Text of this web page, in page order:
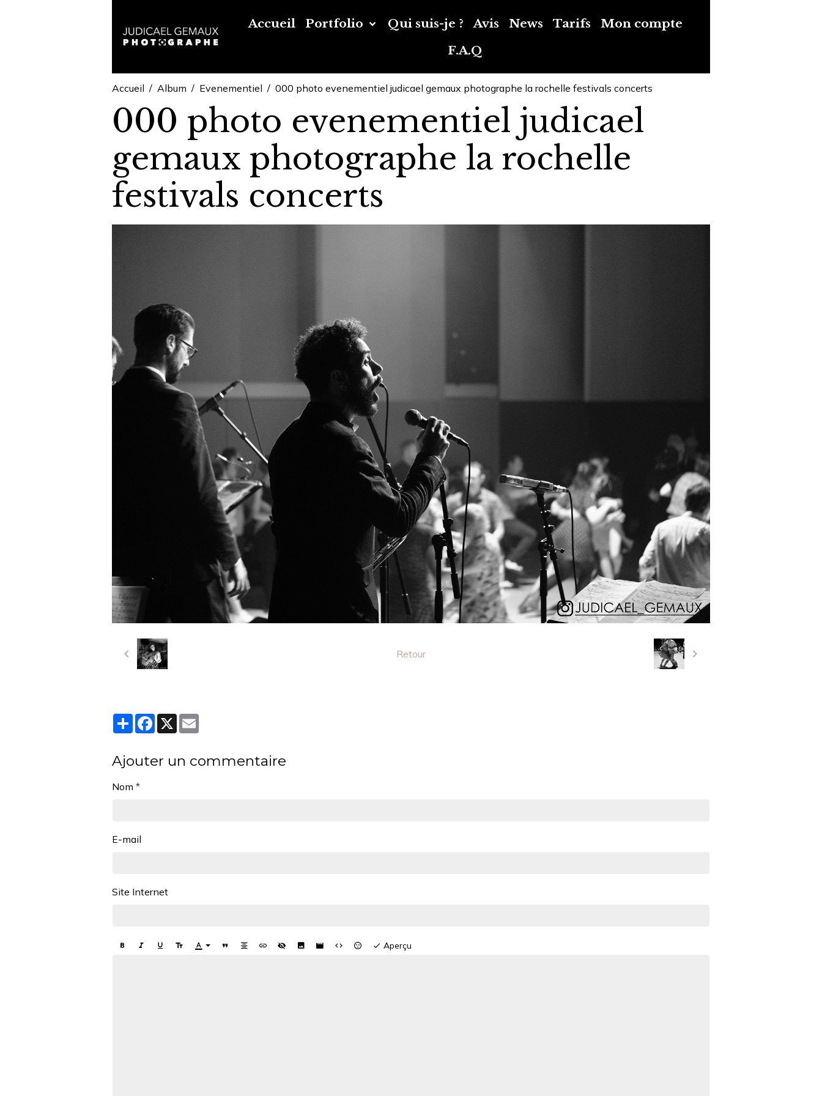
Accueil Portfolio Qui suis-je ? Avis News Tarifs
Mon compte
F.A.Q
Accueil Album Evenementiel 000 photo evenementiel judicael gemaux photographe la rochelle festivals concerts
000 photo evenementiel judicael
gemaux photographe la rochelle
festivals concerts
Retour
PartagerFacebook
X
Ajouter un commentaire
Nom
E-mail
Site Internet
Aperçu